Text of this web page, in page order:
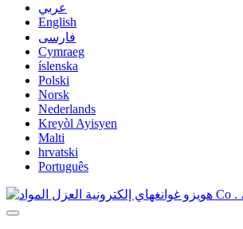
عربي
English
فارسی
Cymraeg
íslenska
Polski
Norsk
Nederlands
Kreyòl Ayisyen
Malti
hrvatski
Português